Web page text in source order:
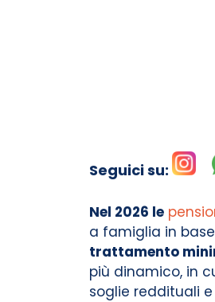
Seguici su:
Nel 2026 le
a famiglia in
trattamento
più dinamico, in
soglie reddituali